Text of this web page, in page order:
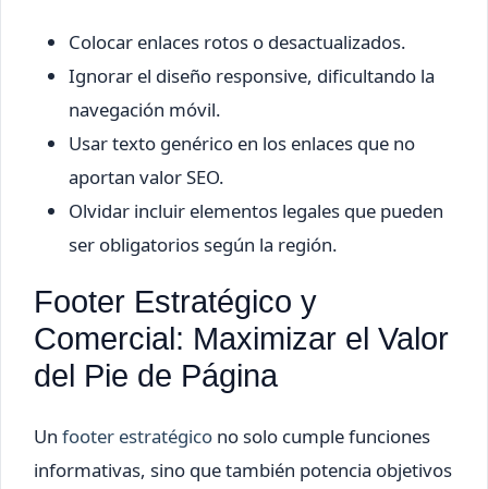
Colocar enlaces rotos o desactualizados.
Ignorar el diseño responsive, dificultando la
navegación móvil.
Usar texto genérico en los enlaces que no
aportan valor SEO.
Olvidar incluir elementos legales que pueden
ser obligatorios según la región.
Footer Estratégico y
Comercial: Maximizar el Valor
del Pie de Página
Un footer estratégico no solo cumple funciones
informativas, sino que también potencia objetivos